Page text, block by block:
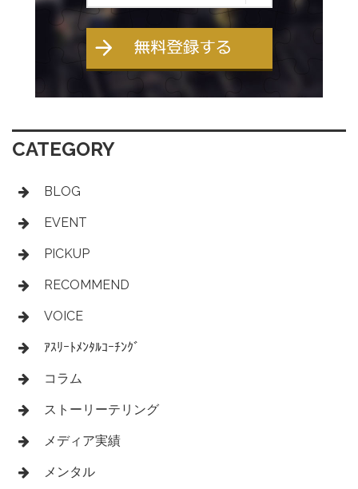
CATEGORY
BLOG
EVENT
PICKUP
RECOMMEND
VOICE
ｱｽﾘｰﾄﾒﾝﾀﾙｺｰﾁﾝｸﾞ
コラム
ストーリーテリング
メディア実績
メンタル